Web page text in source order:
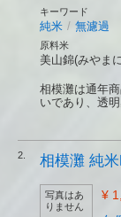
キーワード
純米 / 無濾過
原料米
美山錦(みやま
相模灘は通年
いであり、透
2. 相模灘 純
写真はあ
りません
¥